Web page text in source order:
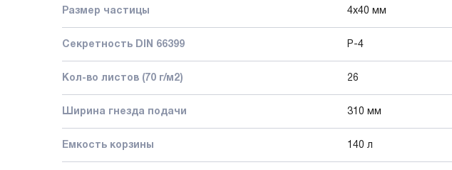
Размер частицы 4х40 мм
Секретность DIN 66399 P-4
Кол-во листов (70 г/м2) 26
Ширина гнезда подачи 310 мм
Емкость корзины 140 л